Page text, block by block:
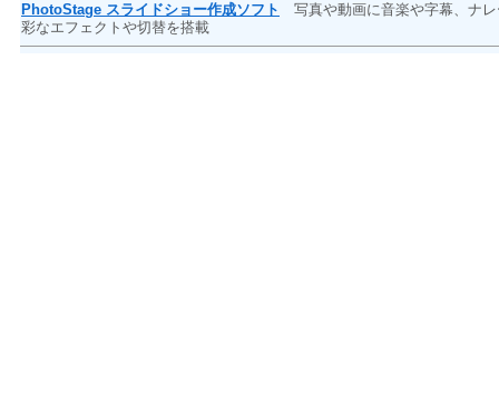
PhotoStage スライドショー作成ソフト
写真や動画に音楽や字幕、ナ
彩なエフェクトや切替を搭載